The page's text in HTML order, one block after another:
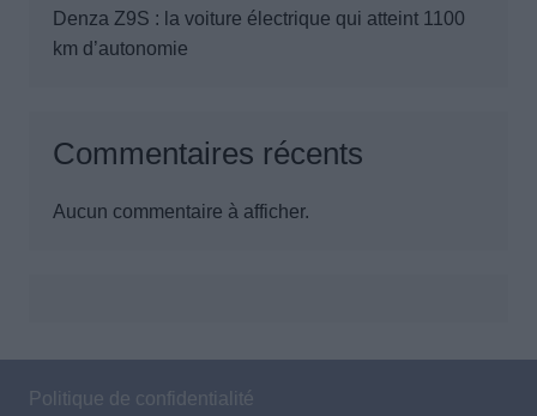
Denza Z9S : la voiture électrique qui atteint 1100
km d’autonomie
Commentaires récents
Aucun commentaire à afficher.
Politique de confidentialité